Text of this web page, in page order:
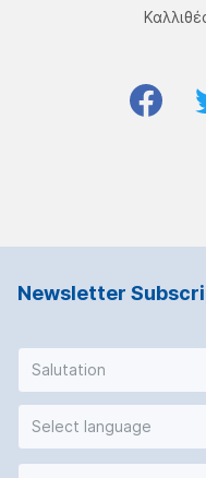
Newsletter
Salutation
Select language